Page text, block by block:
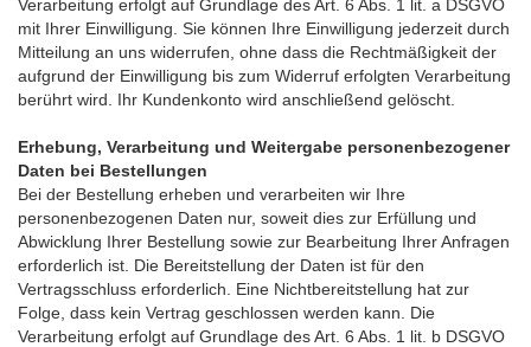
Verarbeitung erfolgt auf Grundlage des Art. 6 Abs. 1 lit. a DSGVO
mit Ihrer Einwilligung. Sie können Ihre Einwilligung jederzeit durch
Mitteilung an uns widerrufen, ohne dass die Rechtmäßigkeit der
aufgrund der Einwilligung bis zum Widerruf erfolgten Verarbeitung
berührt wird. Ihr Kundenkonto wird anschließend gelöscht.
Erhebung, Verarbeitung und Weitergabe personenbezogener
Daten bei Bestellungen
Bei der Bestellung erheben und verarbeiten wir Ihre
personenbezogenen Daten nur, soweit dies zur Erfüllung und
Abwicklung Ihrer Bestellung sowie zur Bearbeitung Ihrer Anfragen
erforderlich ist. Die Bereitstellung der Daten ist für den
Vertragsschluss erforderlich. Eine Nichtbereitstellung hat zur
Folge, dass kein Vertrag geschlossen werden kann. Die
Verarbeitung erfolgt auf Grundlage des Art. 6 Abs. 1 lit. b DSGVO